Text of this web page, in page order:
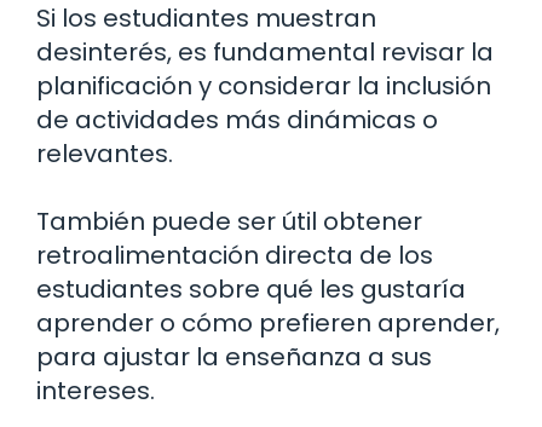
Si los estudiantes muestran
desinterés, es fundamental revisar la
planificación y considerar la inclusión
de actividades más dinámicas o
relevantes.
También puede ser útil obtener
retroalimentación directa de los
estudiantes sobre qué les gustaría
aprender o cómo prefieren aprender,
para ajustar la enseñanza a sus
intereses.